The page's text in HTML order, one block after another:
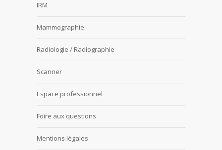
IRM
Mammographie
Radiologie / Radiographie
Scanner
Espace professionnel
Foire aux questions
Mentions légales